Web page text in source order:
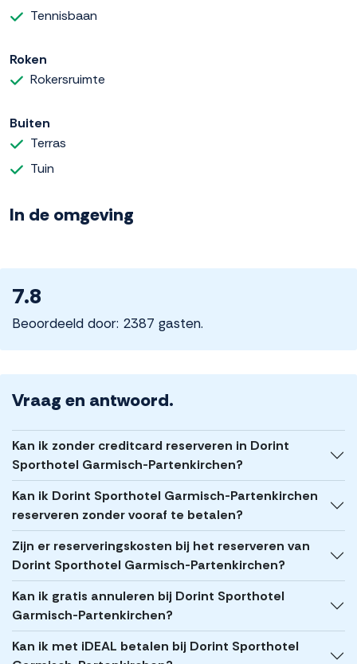
Tennisbaan
Roken
Rokersruimte
Buiten
Terras
Tuin
In de omgeving
7.8
Beoordeeld door: 2387 gasten.
Vraag en antwoord.
Kan ik zonder creditcard reserveren in Dorint
Sporthotel Garmisch-Partenkirchen?
Kan ik Dorint Sporthotel Garmisch-Partenkirchen
reserveren zonder vooraf te betalen?
Zijn er reserveringskosten bij het reserveren van
Dorint Sporthotel Garmisch-Partenkirchen?
Kan ik gratis annuleren bij Dorint Sporthotel
Garmisch-Partenkirchen?
Kan ik met iDEAL betalen bij Dorint Sporthotel